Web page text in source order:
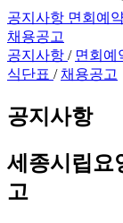
공지사항 면회예
채용공고
공지사항 / 면회예
식단표 / 채용공고
공지사항
세종시립요
고